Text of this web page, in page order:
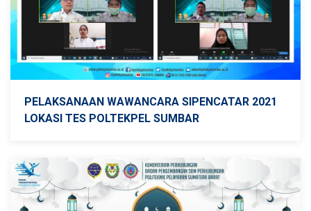
PELAKSANAAN WAWANCARA SIPENCATAR 2021
LOKASI TES POLTEKPEL SUMBAR